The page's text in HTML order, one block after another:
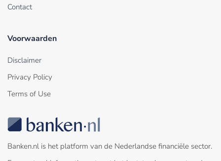
Contact
Voorwaarden
Disclaimer
Privacy Policy
Terms of Use
Banken.nl is het platform van de Nederlandse financiële sector.